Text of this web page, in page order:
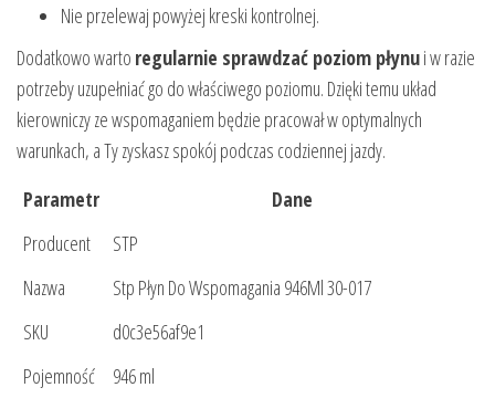
Nie przelewaj powyżej kreski kontrolnej.
Dodatkowo warto regularnie sprawdzać poziom płynui w razie
potrzeby uzupełniać go do właściwego poziomu. Dzięki temu układ
kierowniczy ze wspomaganiem będzie pracował w optymalnych
warunkach, a Ty zyskasz spokój podczas codziennej jazdy.
Parametr
Dane
Producent
STP
Nazwa
Stp Płyn Do Wspomagania 946Ml 30-017
SKU
d0c3e56af9e1
Pojemność
946 ml